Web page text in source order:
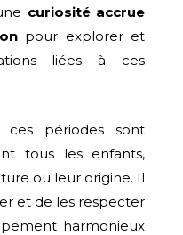
curiosité accrue
pour explorer et
liées à ces
ces périodes sont
tous les enfants,
ou leur origine. Il
et de les respecter
harmonieux